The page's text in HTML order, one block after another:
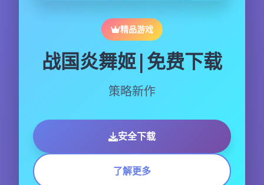
精品游戏
战国炎舞姬|免费下载
策略新作
安全下载
了解更多